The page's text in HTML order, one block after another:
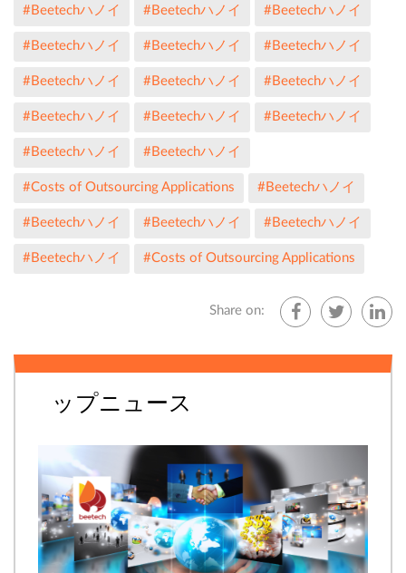
#Beetechハノイ #Beetechハノイ #Beetechハノイ
#Beetechハノイ #Beetechハノイ #Beetechハノイ
#Beetechハノイ #Beetechハノイ #Beetechハノイ
#Beetechハノイ #Beetechハノイ #Beetechハノイ
#Beetechハノイ #Beetechハノイ
#Costs of Outsourcing Applications #Beetechハノイ
#Beetechハノイ #Beetechハノイ #Beetechハノイ
#Beetechハノイ #Costs of Outsourcing Applications
Share on:
ップニュース